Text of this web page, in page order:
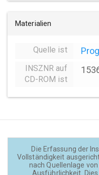
Materialien
Quelle ist
INSZNR auf
CD-ROM ist
Die Erfassung der
Vollständigkeit
nach Quellenlage
Ausführlichkeit.